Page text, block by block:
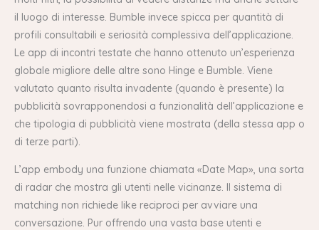
il luogo di interesse. Bumble invece spicca per quantità di
profili consultabili e seriosità complessiva dell’applicazione.
Le app di incontri testate che hanno ottenuto un’esperienza
globale migliore delle altre sono Hinge e Bumble. Viene
valutato quanto risulta invadente (quando è presente) la
pubblicità sovrapponendosi a funzionalità dell’applicazione e
che tipologia di pubblicità viene mostrata (della stessa app o
di terze parti).
L’app embody una funzione chiamata «Date Map», una sorta
di radar che mostra gli utenti nelle vicinanze. Il sistema di
matching non richiede like reciproci per avviare una
conversazione. Pur offrendo una vasta base utenti e